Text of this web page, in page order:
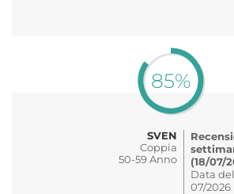
85%
SVEN
Coppia
50-59 Anno
(18/07/
Data
07/2026